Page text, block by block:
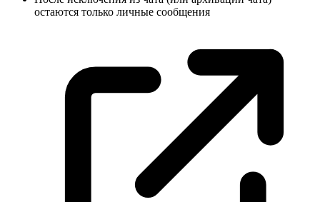
остаются только личные сообщения